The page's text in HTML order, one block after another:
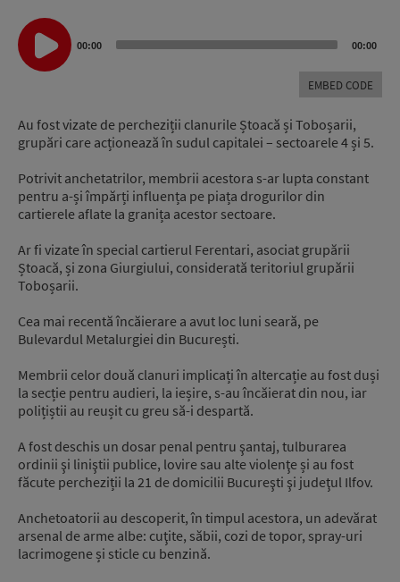
Audio
Player
00:00 00:00
EMBED CODE
Au fost vizate de percheziții clanurile Ștoacă și Toboșarii,
grupări care acționează în sudul capitalei – sectoarele 4 și 5.
Potrivit anchetatrilor, membrii acestora s-ar lupta constant
pentru a-și împărți influența pe piața drogurilor din
cartierele aflate la granița acestor sectoare.
Ar fi vizate în special cartierul Ferentari, asociat grupării
Ștoacă, și zona Giurgiului, considerată teritoriul grupării
Toboșarii.
Cea mai recentă încăierare a avut loc luni seară, pe
Bulevardul Metalurgiei din București.
Membrii celor două clanuri implicați în altercație au fost duși
la secție pentru audieri, la ieșire, s-au încăierat din nou, iar
polițiștii au reușit cu greu să-i despartă.
A fost deschis un dosar penal pentru şantaj, tulburarea
ordinii şi liniştii publice, lovire sau alte violenţe și au fost
făcute percheziții la 21 de domicilii Bucureşti şi judeţul Ilfov.
Anchetoatorii au descoperit, în timpul acestora, un adevărat
arsenal de arme albe: cuţite, săbii, cozi de topor, spray-uri
lacrimogene și sticle cu benzină.